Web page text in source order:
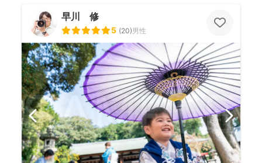
早川 修
5 (20)男性